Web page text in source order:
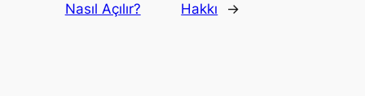
Nasıl Açılır?
Hakkı
→